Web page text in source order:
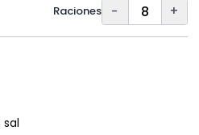
Raciones − +